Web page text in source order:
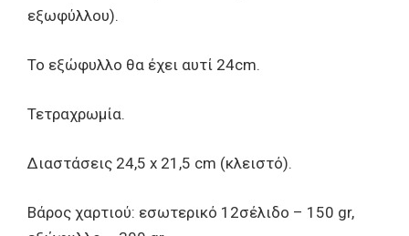
εξωφύλλου).
Το εξώφυλλο θα έχει αυτί 24cm.
Τετραχρωμία.
Διαστάσεις 24,5 x 21,5 cm (κλειστό).
Βάρος χαρτιού: εσωτερικό 12σέλιδο – 150 gr,